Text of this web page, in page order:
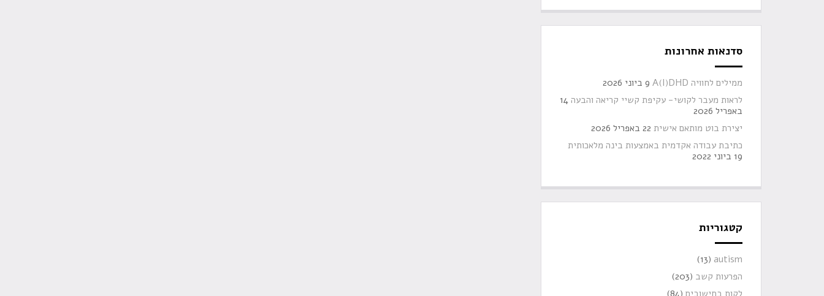
סדנאות אחרונות
ממילים לחוויה A(I)DHD
9 ביוני 2026
לראות מעבר לקושי- עקיפת קשיי קריאה והבעה 14
באפריל 2026
יצירת בוט מותאם אישית 22 באפריל 2026
כתיבת עבודה אקדמית באמצעות בינה מלאכותית
19 ביוני 2022
קטגוריות
autism
(13)
הפרעות קשב (203)
לקות בחישובים (84)